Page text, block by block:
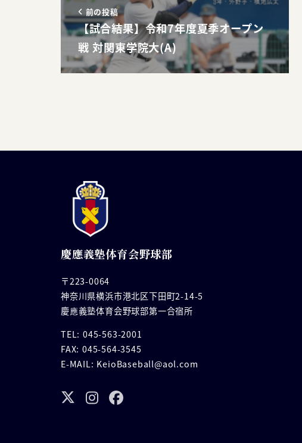
前の投稿
【試合結果】令和7年度夏季オープン
戦 対関東学院大(A)
慶應義塾体育会野球部
〒223-0064
神奈川県横浜市港北区下田町2-14-5
慶應義塾体育会野球部第一合宿所
TEL: 045-563-2001
FAX: 045-564-3545
E-MAIL: KeioBaseball@aol.com